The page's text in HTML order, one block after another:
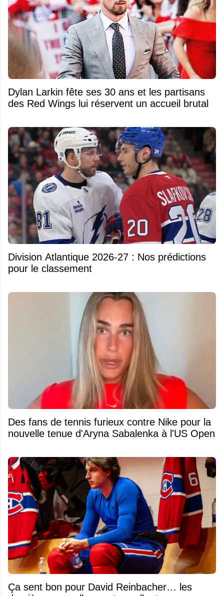
Dylan Larkin fête ses 30 ans et les partisans
des Red Wings lui réservent un accueil brutal
Division Atlantique 2026-27 : Nos prédictions
pour le classement
Des fans de tennis furieux contre Nike pour la
nouvelle tenue d'Aryna Sabalenka à l'US Open
Ça sent bon pour David Reinbacher… les